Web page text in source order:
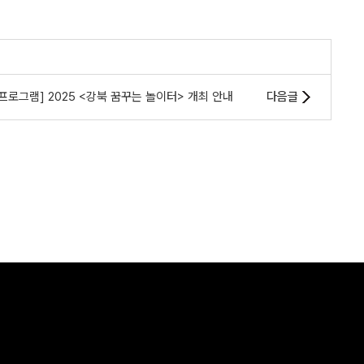
다음글
로그램] 2025 <강북 꿈꾸는 놀이터> 개최 안내